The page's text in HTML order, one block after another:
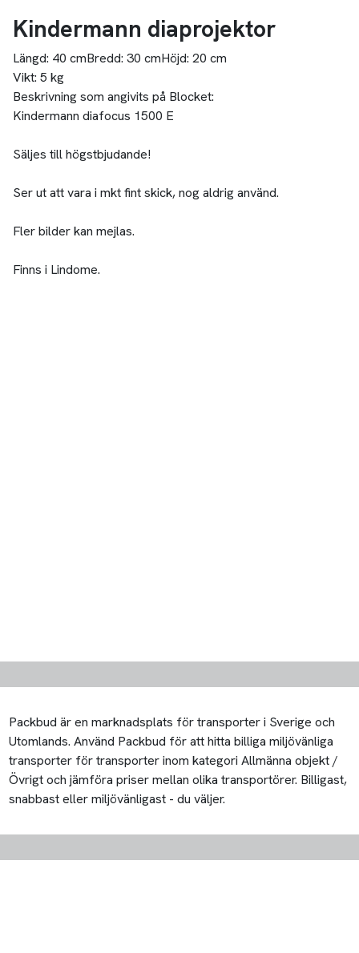
Kindermann diaprojektor
Längd: 40 cmBredd: 30 cmHöjd: 20 cm
Vikt: 5 kg
Beskrivning som angivits på Blocket:
Kindermann diafocus 1500 E
Säljes till högstbjudande!
Ser ut att vara i mkt fint skick, nog aldrig använd.
Fler bilder kan mejlas.
Finns i Lindome.
Packbud är en marknadsplats för transporter i Sverige och
Utomlands. Använd Packbud för att hitta billiga miljövänliga
transporter för transporter inom kategori Allmänna objekt /
Övrigt och jämföra priser mellan olika transportörer. Billigast,
snabbast eller miljövänligast - du väljer.